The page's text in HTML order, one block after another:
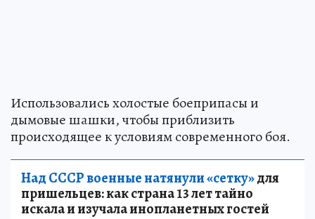
Использовались холостые боеприпасы и
дымовые шашки, чтобы приблизить
происходящее к условиям современного боя.
Над СССР военные натянули «сетку»для
пришельцев: как страна 13 лет тайно
искала и изучала инопланетных гостей